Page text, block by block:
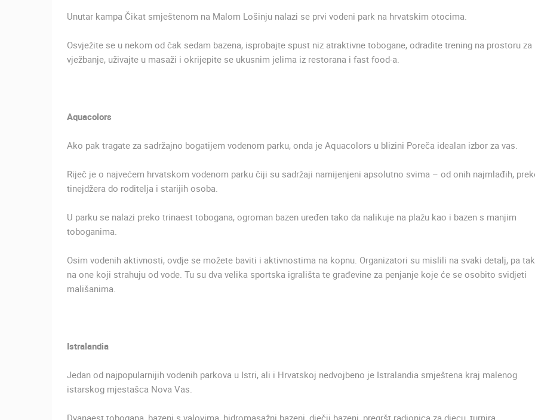
NAJBOLJE S WEBA GRADOVI I MJESTA HD - OKRETNE KAMERE GRADILIŠTA SKIJANJE I SNIJEG PLAŽE MARINE I LUČICE
Unutar kampa Čikat smještenom na Malom Lošinju nalazi se prvi vodeni park na hrvatskim otocima.
Osvježite se u nekom od čak sedam bazena, isprobajte spust niz atraktivne tobogane, odradite trening na prostoru za
vježbanje, uživajte u masaži i okrijepite se ukusnim jelima iz restorana i fast food-a.
Aquacolors
Ako pak tragate za sadržajno bogatijem vodenom parku, onda je Aquacolors u blizini Poreča idealan izbor za vas.
Riječ je o najvećem hrvatskom vodenom parku čiji su sadržaji namijenjeni apsolutno svima – od onih najmlađih,
tinejdžera do roditelja i starijih osoba.
U parku se nalazi preko trinaest tobogana, ogroman bazen uređen tako da nalikuje na plažu kao i bazen s manjim
toboganima.
Osim vodenih aktivnosti, ovdje se možete baviti i aktivnostima na kopnu. Organizatori su mislili na svaki detalj, pa
na one koji strahuju od vode. Tu su dva velika sportska igrališta te građevine za penjanje koje će se osobito svidjeti
mališanima.
Istralandia
Jedan od najpopularnijih vodenih parkova u Istri, ali i Hrvatskoj nedvojbeno je Istralandia smještena kraj malenog
istarskog mjestašca Nova Vas.